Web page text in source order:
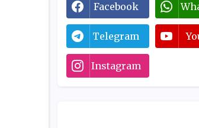
Facebook
Telegram
Instagram